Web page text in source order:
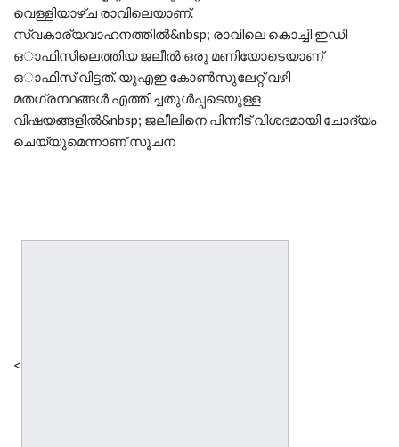
വെള്ളിയാഴ്ച രാവിലെയാണ്.
സ്വകാര്യവാഹനത്തില്‍&nbsp; രാവിലെ കൊച്ചി ഇ‍‍ഡി
ഒാഫിസിലെത്തിയ ജലീല്‍ ഒരു മണിയോടെയാണ്
ഒാഫിസ് വിട്ടത്. യുഎഇ കോണ്‍സുലേറ്റ് വഴി
മതഗ്രന്ഥങ്ങള്‍ എത്തിച്ചതുള്‍പ്പടെയുള്ള
വിഷയങ്ങളില്‍&nbsp; ജലീലിനെ പിന്നീട് വിശദമായി ചോദ്യം
ചെയ്യുമെന്നാണ് സൂചന
<